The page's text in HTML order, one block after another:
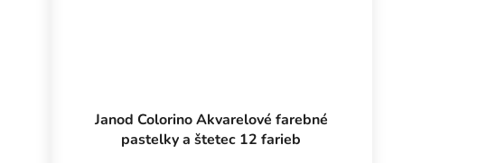
Janod Colorino Akvarelové farebné
pastelky a štetec 12 farieb